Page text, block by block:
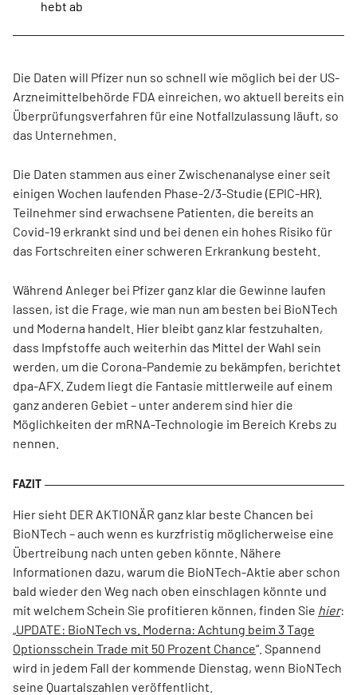
hebt ab
Die Daten will Pfizer nun so schnell wie möglich bei der US-
Arzneimittelbehörde FDA einreichen, wo aktuell bereits ein
Überprüfungsverfahren für eine Notfallzulassung läuft, so
das Unternehmen.
Die Daten stammen aus einer Zwischenanalyse einer seit
einigen Wochen laufenden Phase-2/3-Studie (EPIC-HR).
Teilnehmer sind erwachsene Patienten, die bereits an
Covid-19 erkrankt sind und bei denen ein hohes Risiko für
das Fortschreiten einer schweren Erkrankung besteht.
Während Anleger bei Pfizer ganz klar die Gewinne laufen
lassen, ist die Frage, wie man nun am besten bei BioNTech
und Moderna handelt. Hier bleibt ganz klar festzuhalten,
dass Impfstoffe auch weiterhin das Mittel der Wahl sein
werden, um die Corona-Pandemie zu bekämpfen, berichtet
dpa-AFX. Zudem liegt die Fantasie mittlerweile auf einem
ganz anderen Gebiet – unter anderem sind hier die
Möglichkeiten der mRNA-Technologie im Bereich Krebs zu
nennen.
Hier sieht DER AKTIONÄR ganz klar beste Chancen bei
BioNTech – auch wenn es kurzfristig möglicherweise eine
Übertreibung nach unten geben könnte. Nähere
Informationen dazu, warum die BioNTech-Aktie aber schon
bald wieder den Weg nach oben einschlagen könnte und
mit welchem Schein Sie profitieren können, finden Sie hier:
„UPDATE: BioNTech vs. Moderna: Achtung beim 3 Tage
Optionsschein Trade mit 50 Prozent Chance“. Spannend
wird in jedem Fall der kommende Dienstag, wenn BioNTech
seine Quartalszahlen veröffentlicht.